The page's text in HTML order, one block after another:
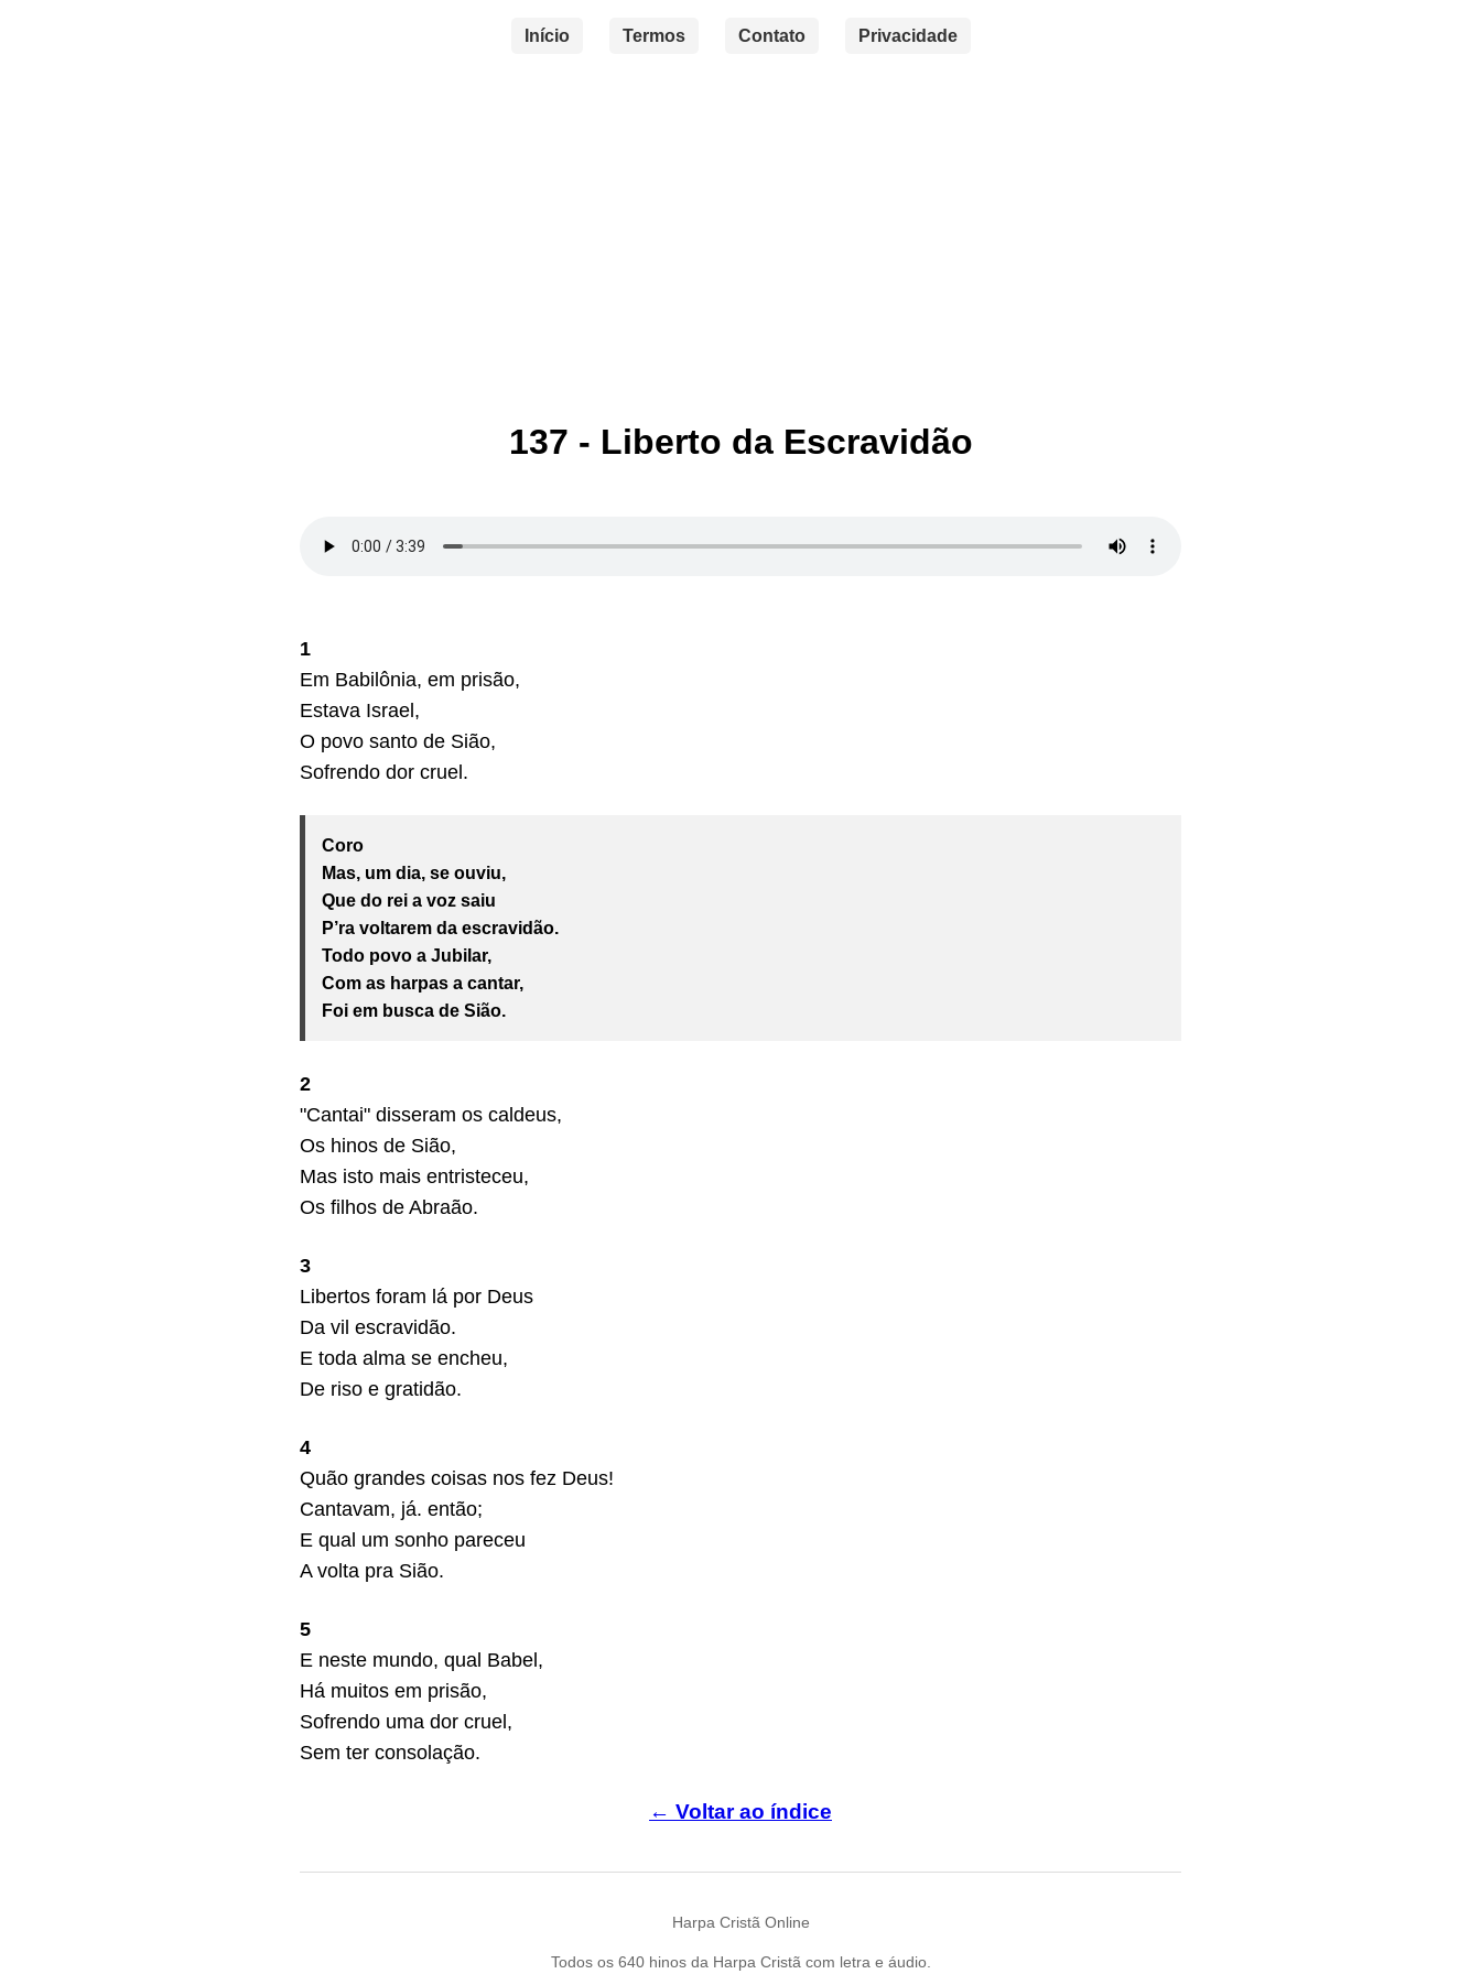
Início Termos Contato Privacidade
137 - Liberto da Escravidão
1
Em Babilônia, em prisão,
Estava Israel,
O povo santo de Sião,
Sofrendo dor cruel.
Coro
Mas, um dia, se ouviu,
Que do rei a voz saiu
P’ra voltarem da escravidão.
Todo povo a Jubilar,
Com as harpas a cantar,
Foi em busca de Sião.
2
"Cantai" disseram os caldeus,
Os hinos de Sião,
Mas isto mais entristeceu,
Os filhos de Abraão.
3
Libertos foram lá por Deus
Da vil escravidão.
E toda alma se encheu,
De riso e gratidão.
4
Quão grandes coisas nos fez Deus!
Cantavam, já. então;
E qual um sonho pareceu
A volta pra Sião.
5
E neste mundo, qual Babel,
Há muitos em prisão,
Sofrendo uma dor cruel,
Sem ter consolação.
← Voltar ao índice
Harpa Cristã Online
Todos os 640 hinos da Harpa Cristã com letra e áudio.